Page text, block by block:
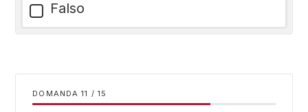
Falso
DOMANDA / 15